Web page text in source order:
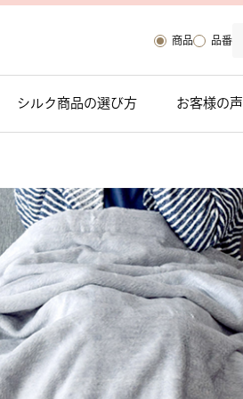
商品 品番
シルク商品の選び方 お客様の声